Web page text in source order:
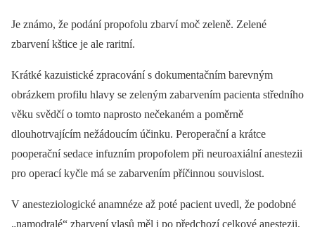
Je známo, že podání propofolu zbarví moč zeleně. Zelené
zbarvení kštice je ale raritní.
Krátké kazuistické zpracování s dokumentačním barevným
obrázkem profilu hlavy se zeleným zabarvením pacienta středního
věku svědčí o tomto naprosto nečekaném a poměrně
dlouhotrvajícím nežádoucím účinku. Peroperační a krátce
pooperační sedace infuzním propofolem při neuroaxiální anestezii
pro operací kyčle má se zabarvením příčinnou souvislost.
V anesteziologické anamnéze až poté pacient uvedl, že podobné
„namodralé“ zbarvení vlasů měl i po předchozí celkové anestezii.